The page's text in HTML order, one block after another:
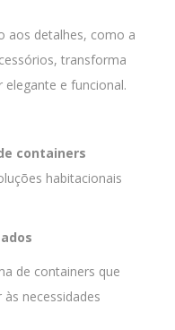
aos detalhes, como a
transforma
elegante e funcional.
containers
habitacionais
de containers que
necessidades